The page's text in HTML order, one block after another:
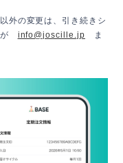
外の変更は、引き続きシ
が info@joscille.jp ま